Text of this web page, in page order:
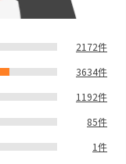
2172件
3634件
1192件
85件
1件